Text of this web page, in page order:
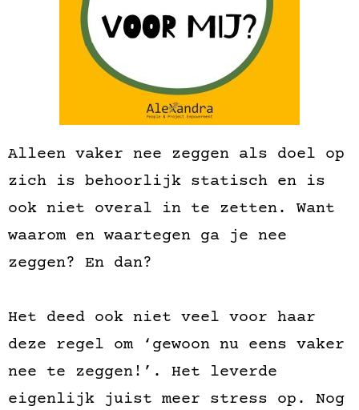
Alleen vaker nee zeggen als doel op
zich is behoorlijk statisch en is
ook niet overal in te zetten. Want
waarom en waartegen ga je nee
zeggen? En dan?
Het deed ook niet veel voor haar
deze regel om ‘gewoon nu eens vaker
nee te zeggen!’. Het leverde
eigenlijk juist meer stress op. Nog